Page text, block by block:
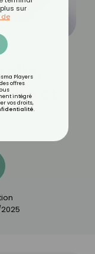
et
sur
Players
offres
intégré
vos droits,
.